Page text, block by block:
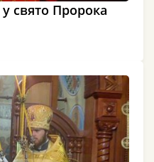
у свято Пророка